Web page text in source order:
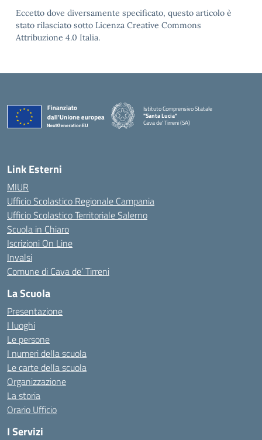
Eccetto dove diversamente specificato, questo articolo è
stato rilasciato sotto Licenza Creative Commons
Attribuzione 4.0 Italia.
Istituto Comprensivo Statale
"Santa Lucia"
Cava de' Tirreni (SA)
Link Esterni
MIUR
Ufficio Scolastico Regionale Campania
Ufficio Scolastico Territoriale Salerno
Scuola in Chiaro
Iscrizioni On Line
Invalsi
Comune di Cava de’ Tirreni
La Scuola
Presentazione
I luoghi
Le persone
I numeri della scuola
Le carte della scuola
Organizzazione
La storia
Orario Ufficio
I Servizi